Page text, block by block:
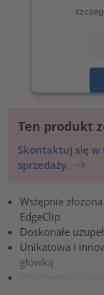
Ten produkt
Skontaktuj się w
sprzedaży.
Wstępnie
EdgeClip
Doskonałe
Unikatowa i
główką